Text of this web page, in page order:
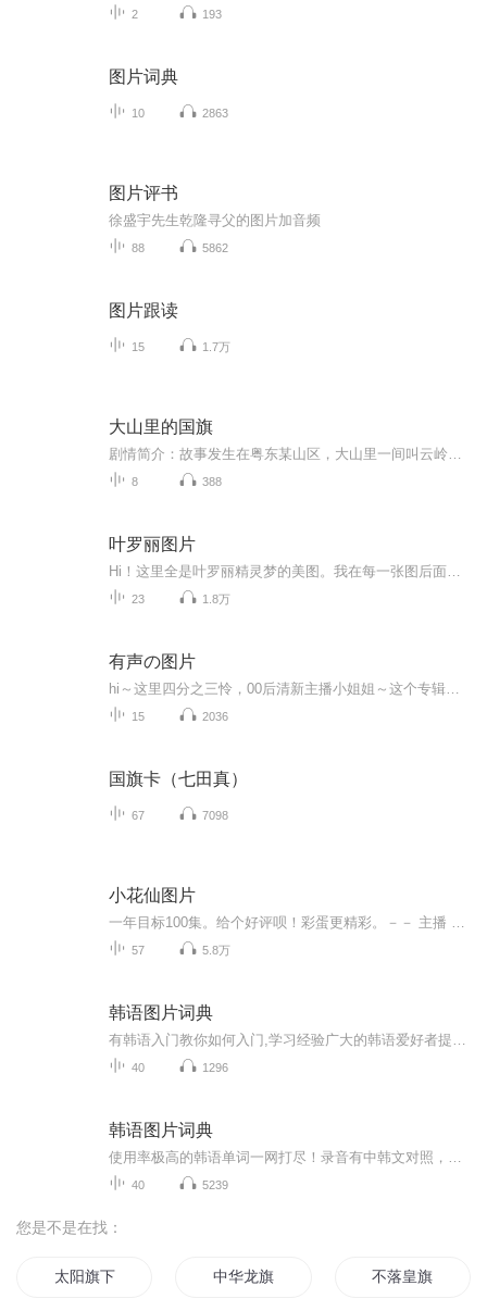
2 193
图片词典
10 2863
图片评书
徐盛宇先生乾隆寻父的图片加音频
88 5862
图片跟读
15 1.7万
大山里的国旗
8 388
叶罗丽图片
23 1.8万
有声の图片
15 2036
国旗卡（七田真）
67 7098
小花仙图片
57 5.8万
韩语图片词典
40 1296
韩语图片词典
40 5239
您是不是在找：
太阳旗下 中华龙旗 不落皇旗